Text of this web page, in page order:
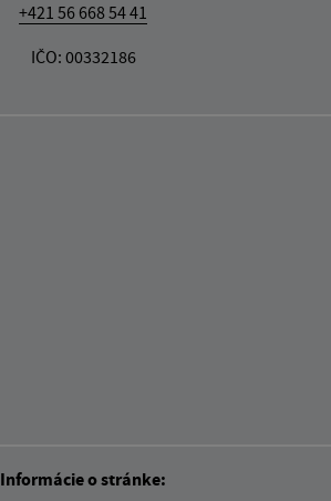
+421 56 668 54 41
IČO: 00332186
Informácie o stránke: